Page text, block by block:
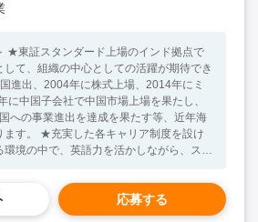
★東証スタンダード上場のインド拠点で
て、組織の中心としての活躍が期待でき
進出、2004年に株式上場、2014年にミ
に中国子会社で中国市場上場を果たし、
への事業進出を達成を果たす等、近年海
ます。 ★充実した各キャリア制度を設け
境の中で、英語力を活かしながら、スキ
向けに、環境設備関連の商材（LED、エ
ー、太陽光パネル、等）の営業をご担当い
ボンニュートラルに取り組んでいるお
応募する